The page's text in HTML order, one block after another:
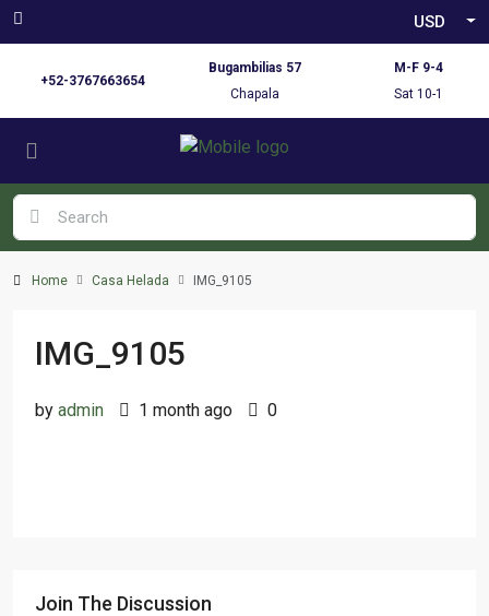
USD
+52-3767663654
Bugambilias 57
Chapala
M-F 9-4
Sat 10-1
Home Casa Helada IMG_9105
IMG_9105
by admin 1 month ago 0
Join The Discussion